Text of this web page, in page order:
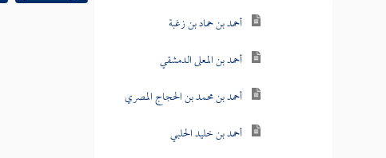
أحمد بن حماد بن زغبة
أحمد بن المعلى الدمشقي
أحمد بن محمد بن الحجاج المصري
أحمد بن خليد الحلبي